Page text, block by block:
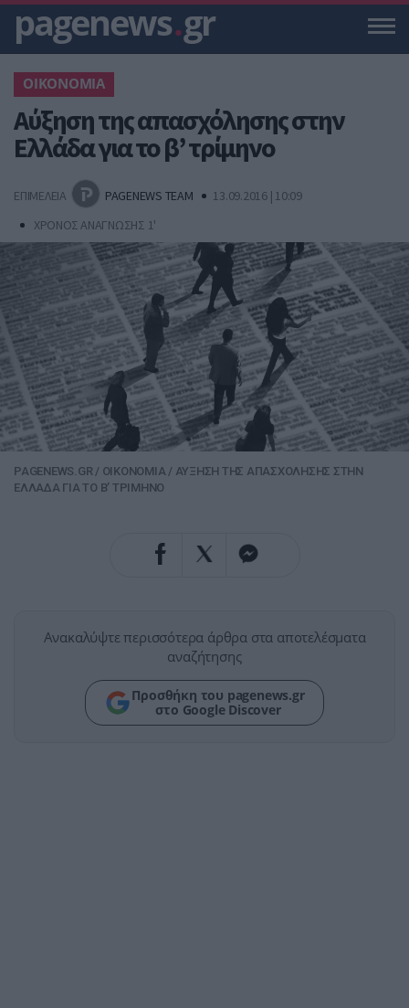
pagenews.gr
ΟΙΚΟΝΟΜΙΑ
Αύξηση της απασχόλησης στην
Ελλάδα για το β’ τρίμηνο
ΕΠΙΜΕΛΕΙΑ PAGENEWS TEAM
13.09.2016 | 10:09
ΧΡΟΝΟΣ ΑΝΑΓΝΩΣΗΣ 1'
PAGENEWS.GR/ ΟΙΚΟΝΟΜΙΑ/ ΑΥΞΗΣΗ ΤΗΣ ΑΠΑΣΧΟΛΗΣΗΣ ΣΤΗΝ
ΕΛΛΑΔΑ ΓΙΑ ΤΟ Β’ ΤΡΙΜΗΝΟ
Ανακαλύψτε περισσότερα άρθρα στα αποτελέσματα
αναζήτησης
Προσθήκη του pagenews.gr
στο Google Discover